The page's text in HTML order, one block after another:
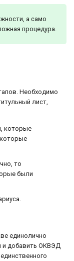
а само
процедура.
Необходимо
лист,
которые
которые
то
были
единолично
и добавить ОКВЭД